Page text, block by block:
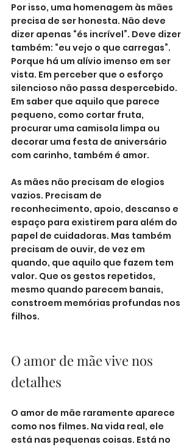
Por isso, uma homenagem às mães
precisa de ser honesta. Não deve
dizer apenas “és incrível”. Deve dizer
também: “eu vejo o que carregas”.
Porque há um alívio imenso em ser
vista. Em perceber que o esforço
silencioso não passa despercebido.
Em saber que aquilo que parece
pequeno, como cortar fruta,
procurar uma camisola limpa ou
decorar uma festa de aniversário
com carinho, também é amor.
As mães não precisam de elogios
vazios. Precisam de
reconhecimento, apoio, descanso e
espaço para existirem para além do
papel de cuidadoras. Mas também
precisam de ouvir, de vez em
quando, que aquilo que fazem tem
valor. Que os gestos repetidos,
mesmo quando parecem banais,
constroem memórias profundas nos
filhos.
O amor de mãe vive nos
detalhes
O amor de mãe raramente aparece
como nos filmes. Na vida real, ele
está nas pequenas coisas. Está no